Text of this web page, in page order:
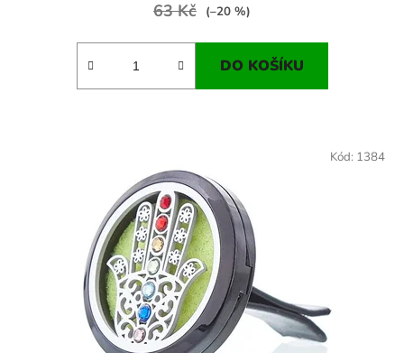
63 Kč (–20 %)
DO KOŠÍKU
Kód: 1384